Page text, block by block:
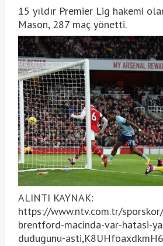
15 yıldır Premier Lig hakemi
Mason, 287 maç yönetti.
ALINTI KAYNAK:
https://www.ntv.com.tr/
brentford-macinda-var-hatasi-
dudugunu-